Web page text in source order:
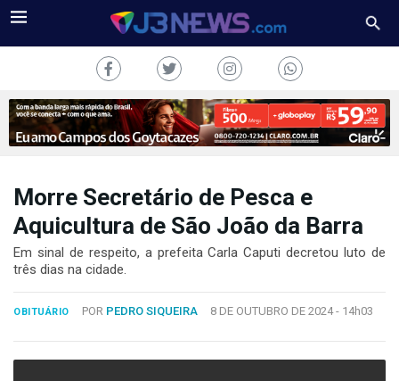
TV
CONOSCO
Copyright
Morre Secretário de Pesca e
Aquicultura de São João da Barra
Em sinal de respeito, a prefeita Carla Caputi decretou luto de
três dias na cidade.
OBITUÁRIO POR PEDRO SIQUEIRA 8 DE OUTUBRO DE 2024 - 14h03